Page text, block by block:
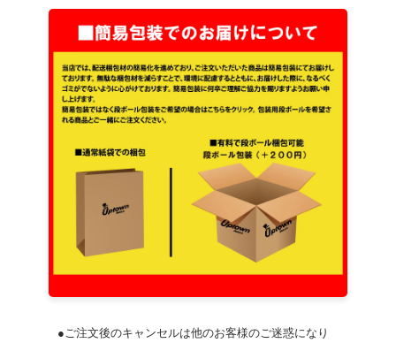
●ご注文後のキャンセルは他のお客様のご迷惑になり